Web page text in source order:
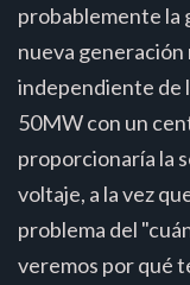
probablemente la
nueva
independiente de
50MW con un
proporcionaría la
voltaje, a la vez
problema del
veremos por qué